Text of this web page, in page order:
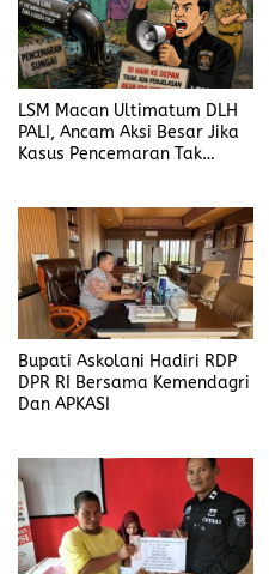
LSM Macan Ultimatum DLH
PALI, Ancam Aksi Besar Jika
Kasus Pencemaran Tak
Bupati Askolani Hadiri RDP
DPR RI Bersama Kemendagri
Dan APKASI